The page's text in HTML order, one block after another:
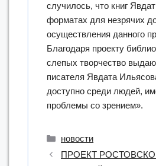
случилось, что книг
форматах для незрячих
осуществления данного
Благодаря проекту
слепых творчество
писателя Явдата
доступно среди людей,
проблемы со зрением».
Рубрики
новости
ПРОЕКТ